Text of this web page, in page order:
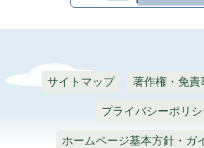
サイトマップ 著作権・免責
プライバシーポリシ
ホームページ基本方針・ガ